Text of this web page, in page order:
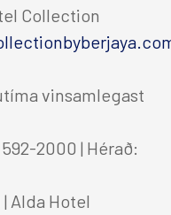
Nudd
Matur &
Collection
vinsamlegast
2000 | Hérað:
Alda Hotel